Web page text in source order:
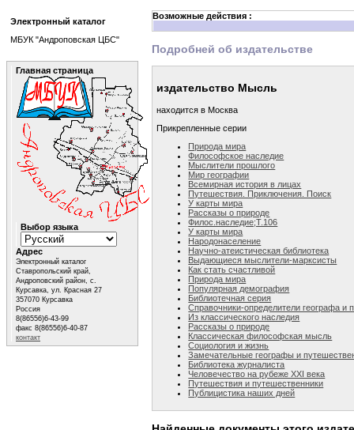
Возможные действия :
Подробней об издательстве
издательство Мысль
находится в Москва
Прикрепленные серии
Природа мира
Философское наследие
Мыслители прошлого
Мир географии
Всемирная история в лицах
Путешествия. Приключения. Поиск
У карты мира
Рассказы о природе
Филос.наследие;Т.106
У карты мира
Народонаселение
Научно-атеистическая библиотека
Выдающиеся мыслители-марксисты
Как стать счастливой
Природа мира
Популярная демография
Библиотечная серия
Справочники-определители географа и
Из классического наследия
Рассказы о природе
Классическая философская мысль
Социология и жизнь
Замечательные географы и
Библиотека журналиста
Человечество на рубеже XXI века
Путешествия и путешественники
Публицистика наших дней
Электронный каталог
МБУК "Андроповская ЦБС"
Главная страница
Выбор языка
Адрес
Электронный каталог
Ставропольский край,
Андроповский район, с.
Курсавка, ул. Красная 27
357070 Курсавка
Россия
8(86556)6-43-99
факс 8(86556)6-40-87
контакт